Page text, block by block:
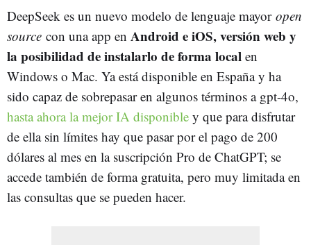
DeepSeek es un nuevo modelo de lenguaje mayor open
source con una app en Android e iOS, versión web y
la posibilidad de instalarlo de forma local en
Windows o Mac. Ya está disponible en España y ha
sido capaz de sobrepasar en algunos términos a gpt-4o,
hasta ahora la mejor IA disponible y que para disfrutar
de ella sin límites hay que pasar por el pago de 200
dólares al mes en la suscripción Pro de ChatGPT; se
accede también de forma gratuita, pero muy limitada en
las consultas que se pueden hacer.